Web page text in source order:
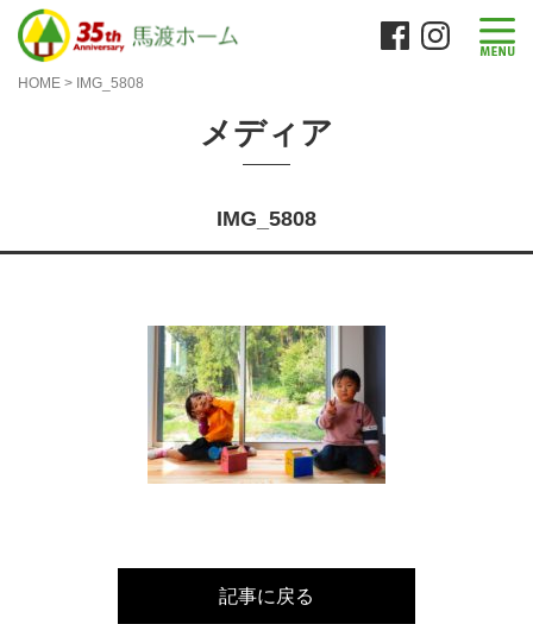
HOME > IMG_5808
メディア
IMG_5808
記事に戻る